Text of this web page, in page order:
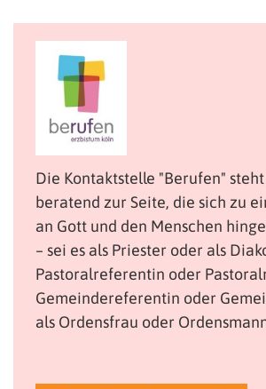
Die Kontaktstelle "Berufen"
beratend zur Seite, die sich zu
an Gott und den Menschen
– sei es als Priester oder als
Pastoralreferentin oder
Gemeindereferentin oder
als Ordensfrau oder